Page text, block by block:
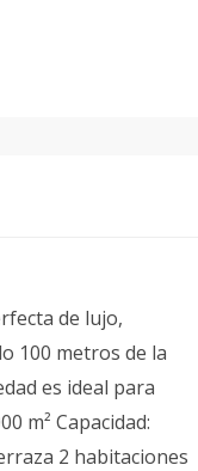
de lujo,
100 metros de la
es ideal para
m² Capacidad:
2 habitaciones